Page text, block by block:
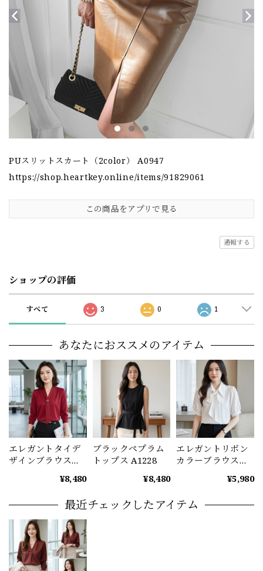
PUスリットスカート（2color） A0947
https://shop.heartkey.online/items/91829061
この商品をアプリで見る
通報する
ショップの評価
すべて 3 0 1
あなたにおススメのアイテム
エレガントタイデ
ザインブラウス
¥8,480
ブラックペプラム
トップス A1228
¥8,480
エレガントリボン
カラーブラウス
¥5,980
最近チェックしたアイテム